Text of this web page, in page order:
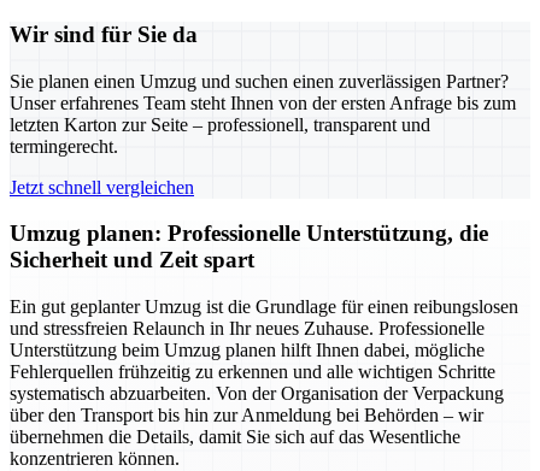
Wir sind für Sie da
Sie planen einen Umzug und suchen einen zuverlässigen Partner?
Unser erfahrenes Team steht Ihnen von der ersten Anfrage bis zum
letzten Karton zur Seite – professionell, transparent und
termingerecht.
Jetzt schnell vergleichen
Umzug planen: Professionelle Unterstützung, die
Sicherheit und Zeit spart
Ein gut geplanter Umzug ist die Grundlage für einen reibungslosen
und stressfreien Relaunch in Ihr neues Zuhause. Professionelle
Unterstützung beim Umzug planen hilft Ihnen dabei, mögliche
Fehlerquellen frühzeitig zu erkennen und alle wichtigen Schritte
systematisch abzuarbeiten. Von der Organisation der Verpackung
über den Transport bis hin zur Anmeldung bei Behörden – wir
übernehmen die Details, damit Sie sich auf das Wesentliche
konzentrieren können.